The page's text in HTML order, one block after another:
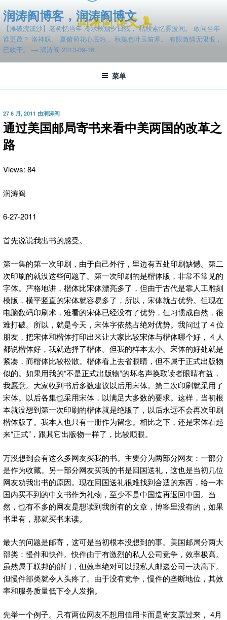
至
容
润涛阎博客，润涛阎博文
【摊破浣溪沙】老树忆当年 冷水秋烟夕日残， 枯枝索忆雾波间。 敢问当年
谁更茂？ 洛神叹。 夏俯荷花心底热， 秋抛色叶玉笛寒。 有限激情无限恨，
已吹干。 — 润涛阎 2013-09-16
菜单
发
布
于
27 6 月, 2011 由润涛阎
通过美国邮局寄书来看中美两国的改革之
路
Views: 84
润涛阎
6-27-2011
首先说说我出书的感受。
第一集的第一次印刷，由于自己外行，里边有五处印刷缺憾。第二
次印刷的就没这些问题了。第一次印刷的是楷体版，非常不常见的
字体。严格地讲，楷体比宋体漂亮多了，但由于古代是靠人工雕刻
模版，横平竖直的宋体就容易多了，所以，宋体就占优势。但现在
电脑数码印刷术，难看的宋体已经没有了优势，但习惯成自然，很
难打破。所以，就是今天，宋体字依然占绝对优势。我问过了 4 位
朋友，把宋体和楷体打印出来让大家比较宋体与楷体哪个好， 4 人
都说楷体好，我就选择了楷体。但我的样本太小。宋体的好处就是
紧凑，而楷体比较松散。楷体看上去省眼睛，但不属于正式出版物
似的。如果用我的“不是正式出版物”的坏名声换取读者眼睛有益，
我愿意。大家收到书后多数建议以后用宋体。第二次印刷就采用了
宋体。以后各集也采用宋体，以满足大多数的要求。这样，当初根
本就没想到第一次印刷的楷体就是绝版了，以后永远不会再次印刷
楷体版了。我本人也只有一册作为留念。相比之下，还是宋体看起
来“正式”，跟其它出版物一样了，比较顺眼。
万没想到会有这么多网友买我的书。主要分为两部分网友：一部分
是作为收藏。另一部分网友买我的书是回国送礼，这也是当初几位
网友劝我出书的原因。现在回国送礼很难找到合适的东西，给一本
国内买不到的中文书作为礼物，至少不是中国造再返回中国。当
然，也有不多的网友是想读到我所有的文章，博客里没有的，如果
书里有，那就买书来读。
最大的问题是邮寄，这可是当初根本没想到的事。美国邮局分两大
部类：慢件和快件。快件由于有激烈的私人公司竞争，效率极高。
虽然属于联邦的部门，但效率绝对可以跟私人邮递公司一决高下。
但慢件部类就令人头疼了。由于没有竞争，慢件的垄断地位，其效
率和服务质量低下令人发指。
先举一个例子。只有两位网友不想用信用卡而是寄支票过来， 4月